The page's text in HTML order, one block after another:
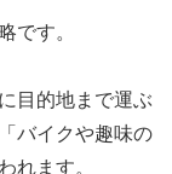
です。
目的地まで運ぶ
バイクや趣味の
れます。